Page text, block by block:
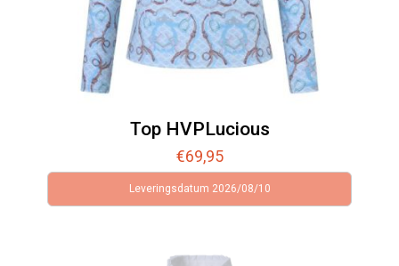
Top HVPLucious
€69,95
Leveringsdatum 2026/08/10